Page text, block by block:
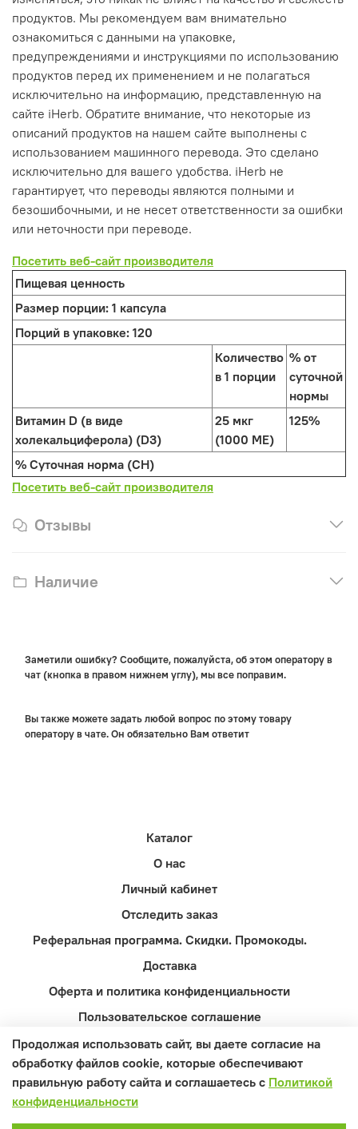
продуктов. Мы рекомендуем вам внимательно
ознакомиться с данными на упаковке,
предупреждениями и инструкциями по использованию
продуктов перед их применением и не полагаться
исключительно на информацию, представленную на
сайте iHerb. Обратите внимание, что некоторые из
описаний продуктов на нашем сайте выполнены с
использованием машинного перевода. Это сделано
исключительно для вашего удобства. iHerb не
гарантирует, что переводы являются полными и
безошибочными, и не несет ответственности за ошибки
или неточности при переводе.
Посетить веб-сайт производителя
Пищевая ценность
Размер порции: 1 капсула
Порций в упаковке: 120
Количество
в 1 порции
% от
суточной
нормы
Витамин D (в виде
холекальциферола) (D3)
25 мкг
(1000 МЕ)
125%
% Суточная норма (СН)
Посетить веб-сайт производителя
Отзывы
Наличие
Заметили ошибку? Сообщите, пожалуйста, об этом оператору в
чат (кнопка в правом нижнем углу), мы все поправим.
Вы также можете задать любой вопрос по этому товару
оператору в чате. Он обязательно Вам ответит
Каталог
О нас
Личный кабинет
Отследить заказ
Реферальная программа. Скидки. Промокоды.
Доставка
Оферта и политика конфиденциальности
Пользовательское соглашение
Контакты
Вопросы и ответы
Продолжая использовать сайт, вы даете согласие на
обработку файлов cookie, которые обеспечивают
правильную работу сайта и соглашаетесь с Политикой
конфиденциальности